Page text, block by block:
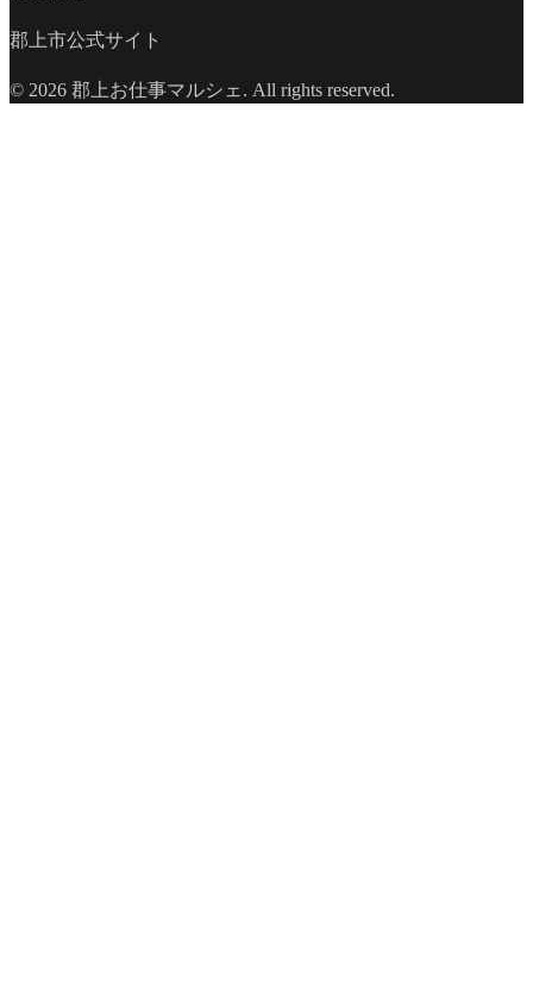
郡上市公式サイト
© 2026 郡上お仕事マルシェ. All rights reserved.